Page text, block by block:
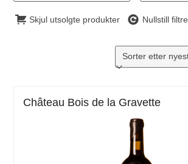
Skjul utsolgte produkter Nullstill filtre
Château Bois de la Gravette